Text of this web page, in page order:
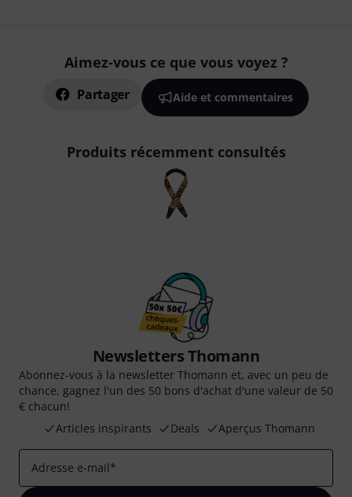
Aimez-vous ce que vous voyez ?
Partager Aide et commentaires
Produits récemment consultés
Newsletters Thomann
Abonnez-vous à la newsletter Thomann et, avec un peu de
chance, gagnez l'un des 50 bons d'achat d'une valeur de 50
€ chacun!
Articles inspirants
Deals Aperçus Thomann
Adresse e-mail*